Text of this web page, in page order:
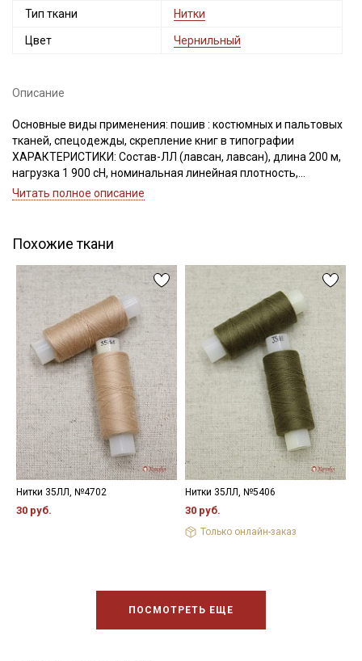
Тип ткани Нитки
Цвет Чернильный
Описание
Основные виды применения: пошив : костюмных и пальтовых
тканей, спецодежды, скрепление книг в типографии
ХАРАКТЕРИСТИКИ: Состав-ЛЛ (лавсан, лавсан), длина 200 м,
нагрузка 1 900 сН, номинальная линейная плотность,
Текс(структура)- 43,5 (21Текс*2)
Читать полное описание
Похожие ткани
Нитки 35ЛЛ, №4702
30 руб.
Нитки 35ЛЛ, №5406
30 руб.
Только онлайн-заказ
ПОСМОТРЕТЬ ЕЩЕ
категории тканей
Электронная почта
Подписаться
Ознакомлен(а) сПолитикой обработки персональных
данных
информационных рассылок